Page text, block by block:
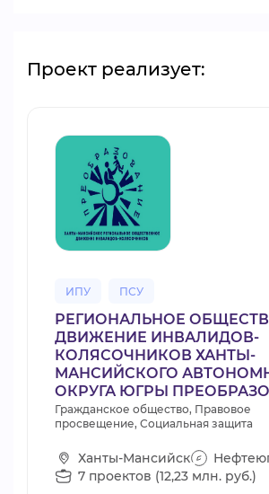
Проект реализует:
ИПУ ПСУ
РЕГИОНАЛЬНОЕ
ДВИЖЕНИЕ ИНВАЛИДОВ-
КОЛЯСОЧНИКОВ ХАНТЫ-
МАНСИЙСКОГО
ОКРУГА ЮГРЫ
Гражданское общество, Правовое
просвещение, Социальная защита
Ханты-Мансийск
7 проектов (12,23 млн. руб.)